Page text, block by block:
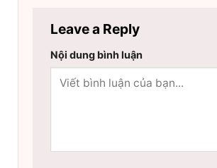
Leave a Reply
Nội dung bình luận